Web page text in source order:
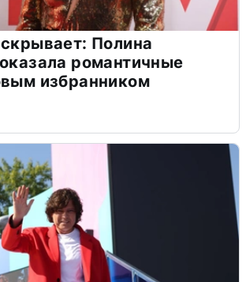
Полина
романтичные
избранником